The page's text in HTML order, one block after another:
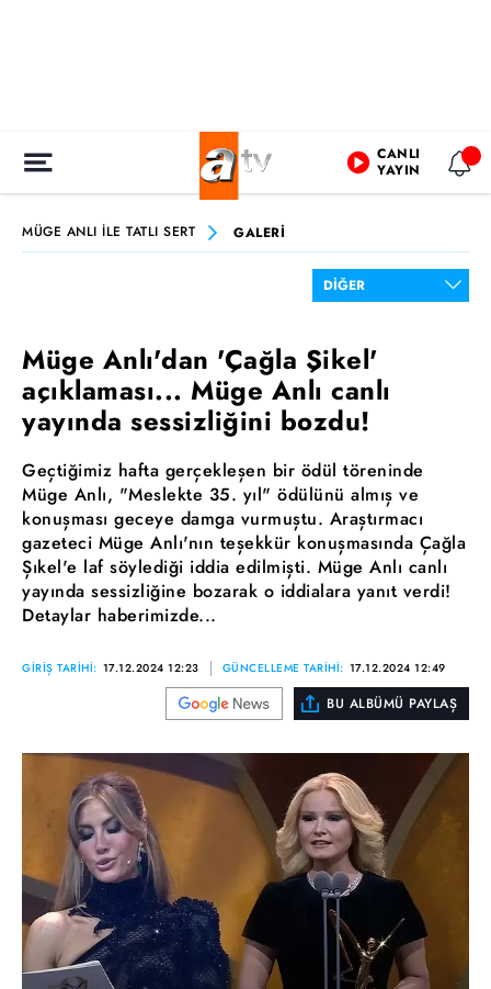
CANLI
YAYIN
MÜGE ANLI İLE TATLI SERT GALERİ
Müge Anlı'dan 'Çağla Şikel'
açıklaması... Müge Anlı canlı
yayında sessizliğini bozdu!
Geçtiğimiz hafta gerçekleşen bir ödül töreninde
Müge Anlı, "Meslekte 35. yıl" ödülünü almış ve
konuşması geceye damga vurmuştu. Araştırmacı
gazeteci Müge Anlı'nın teşekkür konuşmasında Çağla
Şıkel'e laf söylediği iddia edilmişti. Müge Anlı canlı
yayında sessizliğine bozarak o iddialara yanıt verdi!
Detaylar haberimizde...
GİRİŞ TARİHİ: 17.12.2024 12:23 GÜNCELLEME TARİHİ: 17.12.2024 12:49
BU ALBÜMÜ PAYLAŞ